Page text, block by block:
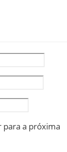
para a próxima